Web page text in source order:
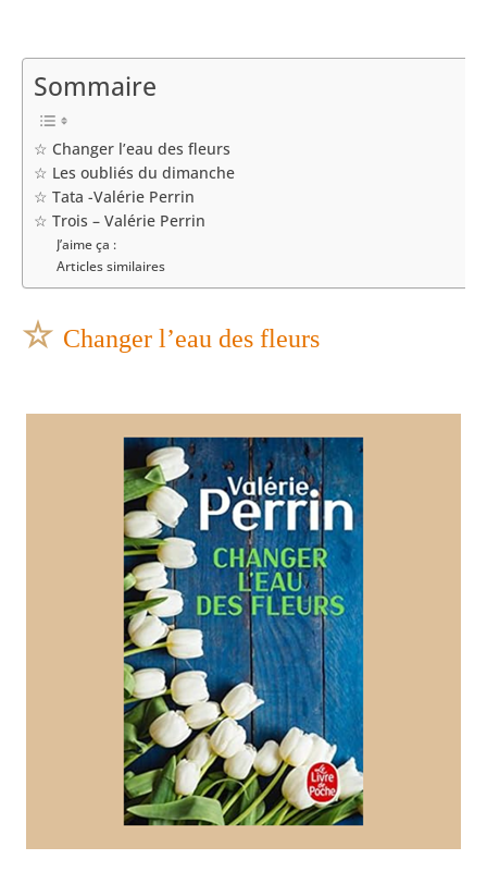
Sommaire
☆ Changer l’eau des fleurs
☆ Les oubliés du dimanche
☆ Tata -Valérie Perrin
☆ Trois – Valérie Perrin
J’aime ça :
Articles similaires
☆ Changer l’eau des fleurs